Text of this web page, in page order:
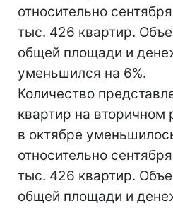
относительно
тыс. 426 квартир.
общей площади и
уменьшился на 6%.
Количество
квартир на
в октябре
относительно
тыс. 426 квартир.
общей площади и